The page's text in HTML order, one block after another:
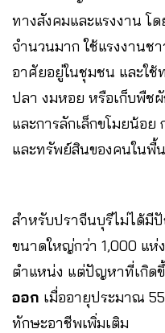
ทางสังคมและแรงงาน โ
จำนวนมาก ใช้แรงงานช
อาศัยอยู่ในชุมชน และใช้
ปลา งมหอย หรือเก็บพืช
และการลักเล็กขโมยน้อ
และทรัพย์สินของคนในพื้
สำหรับปราจีนบุรีไม่ได้มี
ขนาดใหญ่กว่า 1,000 แ
ตำแหน่ง แต่ปัญหาที่เกิด
ออก เมื่ออายุประมาณ
ทักษะอาชีพเพิ่มเติม